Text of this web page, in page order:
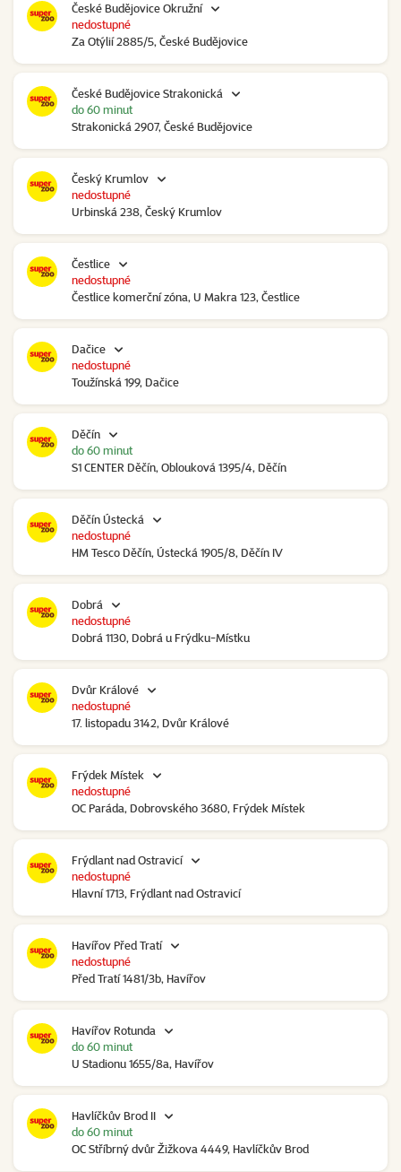
České Budějovice Okružní
Za Otýlií 2885/5, České Budějovice
nedostupné
České Budějovice Strakonická
Strakonická 2907, České Budějovice
do 60 minut
Český Krumlov
Urbinská 238, Český Krumlov
nedostupné
Čestlice
Čestlice komerční zóna, U Makra 123, Čestlice
nedostupné
Dačice
Toužínská 199, Dačice
nedostupné
Děčín
S1 CENTER Děčín, Oblouková 1395/4, Děčín
do 60 minut
Děčín Ústecká
HM Tesco Děčín, Ústecká 1905/8, Děčín IV
nedostupné
Dobrá
Dobrá 1130, Dobrá u Frýdku-Místku
nedostupné
Dvůr Králové
17. listopadu 3142, Dvůr Králové
nedostupné
Frýdek Místek
OC Paráda, Dobrovského 3680, Frýdek Místek
nedostupné
Frýdlant nad Ostravicí
Hlavní 1713, Frýdlant nad Ostravicí
nedostupné
Havířov Před Tratí
Před Tratí 1481/3b, Havířov
nedostupné
Havířov Rotunda
U Stadionu 1655/8a, Havířov
do 60 minut
Havlíčkův Brod II
OC Stříbrný dvůr Žižkova 4449, Havlíčkův Brod
do 60 minut